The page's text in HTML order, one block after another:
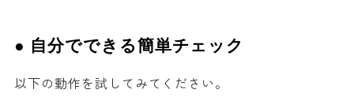
● 自分でできる簡単チェック
以下の動作を試してみてください。